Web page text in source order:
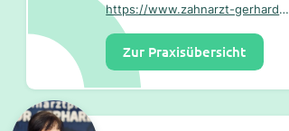
https://www.zahnarzt-gerhards.de/
Zur Praxisübersicht